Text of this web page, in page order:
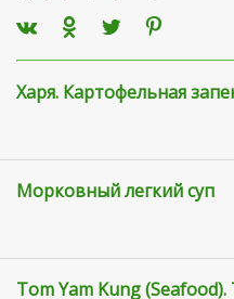
Харя. Картофельная
Морковный легкий суп
Tom Yam Kung (Seafood).